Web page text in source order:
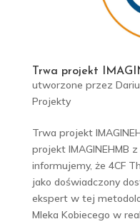
Trwa projekt
utworzone przez
Projekty
Trwa projekt
projekt IMAGINEHMB
informujemy, że 4CF
jako doświadczony
ekspert w tej
Mleka Kobiecego w